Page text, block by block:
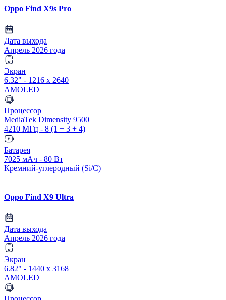
Oppo Find X9s Pro
Дата выхода
Апрель 2026 года
Экран
6.32" - 1216 x 2640
AMOLED
Процессор
MediaTek Dimensity 9500
4210 МГц - 8 (1 + 3 + 4)
Батарея
7025 мАч - 80 Вт
Кремний-углеродный (Si/C)
Oppo Find X9 Ultra
Дата выхода
Апрель 2026 года
Экран
6.82" - 1440 x 3168
AMOLED